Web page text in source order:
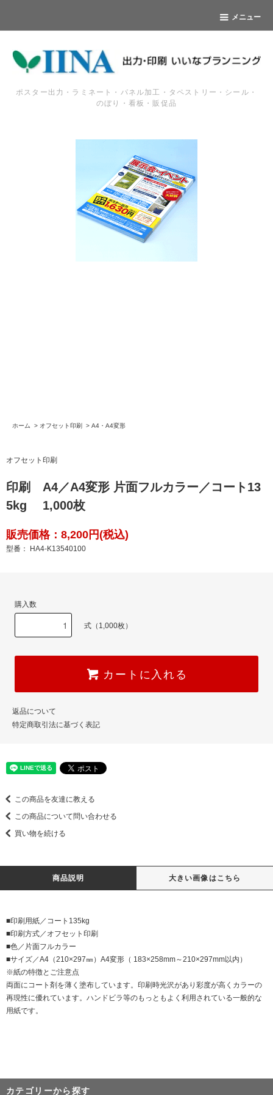
メニュー
ポスター出力・ラミネート・パネル加工・タペストリー・シール・
のぼり・看板・販促品
ホーム > オフセット印刷 > A4・A4変形
オフセット印刷
印刷 A4／A4変形 片面フルカラー／コート13
5kg 1,000枚
販売価格：8,200円(税込)
型番： HA4-K13540100
購入数
式（1,000枚）
カートに入れる
返品について
特定商取引法に基づく表記
この商品を友達に教える
この商品について問い合わせる
買い物を続ける
商品説明 大きい画像はこちら
■印刷用紙／コート135kg
■印刷方式／オフセット印刷
■色／片面フルカラー
■サイズ／A4（210×297㎜）A4変形（ 183×258mm～210×297mm以内）
※紙の特徴とご注意点
両面にコート剤を薄く塗布しています。印刷時光沢があり彩度が高くカラーの
再現性に優れています。ハンドビラ等のもっともよく利用されている一般的な
用紙です。
カテゴリーから探す